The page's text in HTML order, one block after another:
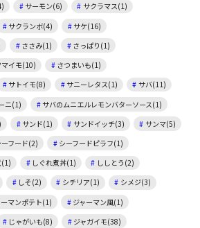
サーモン(6)
サクラマス(1)
サクランボ(4)
サケ(16)
ささみ(1)
さっぱり(1)
マイモ(10)
さつまいも(1)
サトイモ(8) サニーレタス(1)
サバ(11)
ニ(1)
サバのムニエルレモンバターソース(1)
サンド(1) サンドイッチ(3)
サンマ(5)
ーフード(2)
シーフードピラフ(1)
(1) しぐれ煮丼(1)
ししとう(2)
しそ(2) シチリア(1)
シメジ(3)
ーマンポテト(1)
ジャーマン風(1)
じゃがいも(8)
ジャガイモ(38)